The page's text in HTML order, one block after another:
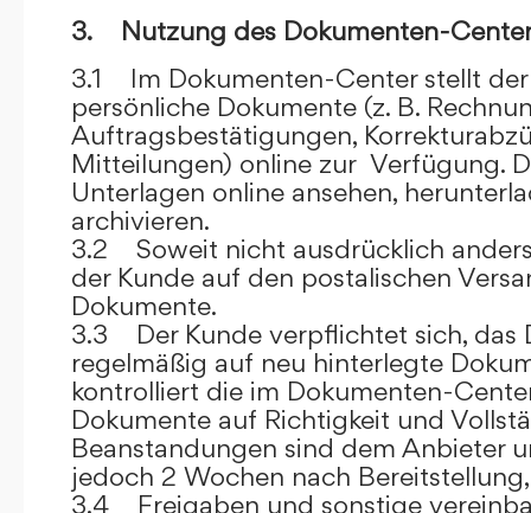
3. Nutzung des Dokumenten-
3.1 Im Dokumenten-Center stellt
persönliche Dokumente (z. B.
Auftragsbestätigungen,
Mitteilungen) online zur Verfügung.
Unterlagen online ansehen,
archivieren.
3.2 Soweit nicht ausdrücklich
der Kunde auf den postalischen
Dokumente.
3.3 Der Kunde verpflichtet sich, das
regelmäßig auf neu hinterlegte
kontrolliert die im Dokumenten-
Dokumente auf Richtigkeit und
Beanstandungen sind dem Anbieter
jedoch 2 Wochen nach
3.4 Freigaben und sonstige